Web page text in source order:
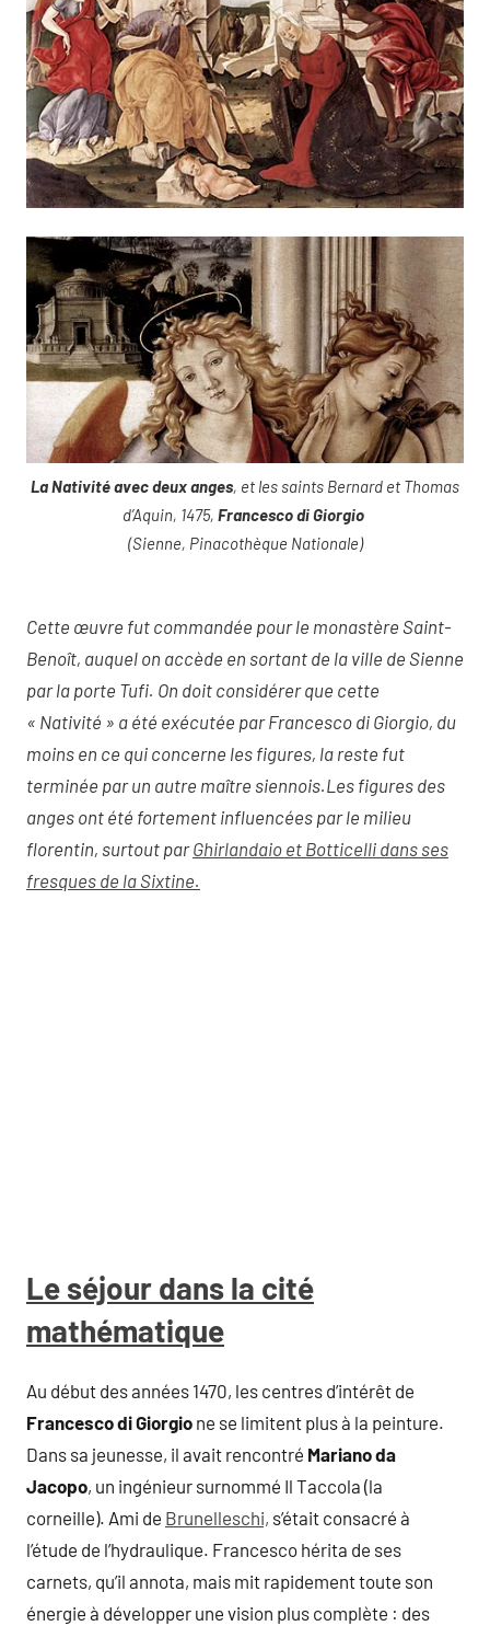
La Nativité avec deux anges, et les saints Bernard et Thomas
d’Aquin, 1475, Francesco di Giorgio
(Sienne, Pinacothèque Nationale)
Cette œuvre fut commandée pour le monastère Saint-
Benoît, auquel on accède en sortant de la ville de Sienne
par la porte Tufi. On doit considérer que cette
« Nativité » a été exécutée par Francesco di Giorgio, du
moins en ce qui concerne les figures, la reste fut
terminée par un autre maître siennois.Les figures des
anges ont été fortement influencées par le milieu
florentin, surtout parGhirlandaio et Botticelli dans ses
fresques de la Sixtine.
Le séjour dans la cité
mathématique
Au début des années 1470, les centres d’intérêt de
Francesco di Giorgio ne se limitent plus à la peinture.
Dans sa jeunesse, il avait rencontré Mariano da
Jacopo, un ingénieur surnommé Il Taccola (la
corneille). Ami de Brunelleschi, s’était consacré à
l’étude de l’hydraulique. Francesco hérita de ses
carnets, qu’il annota, mais mit rapidement toute son
énergie à développer une vision plus complète : des